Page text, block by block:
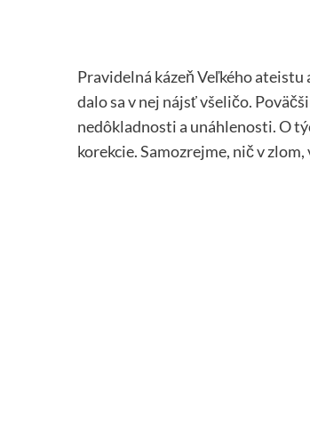
Pravidelná kázeň Veľkého
dalo sa v nej nájsť všeličo.
nedôkladnosti a unáhlenosti. O
korekcie. Samozrejme, nič v